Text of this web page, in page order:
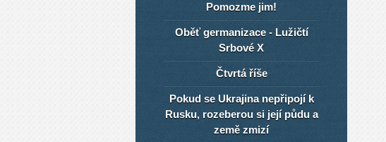
Pomozme jim!
Oběť germanizace - Lužičtí
Srbové X
Čtvrtá říše
Pokud se Ukrajina nepřipojí k
Rusku, rozeberou si její půdu a
země zmizí